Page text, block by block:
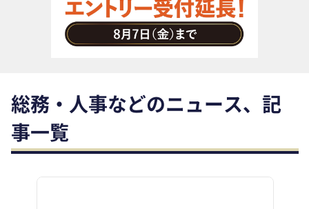
総務・人事などのニュース、記
事一覧